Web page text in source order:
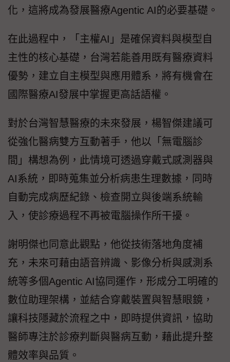
化，這將成為發展醫療Agentic AI的必要基礎。
在此過程中，「主權AI」是確保資料與模型自
主性的核心基礎，台灣若能善用既有醫療資料
優勢，建立自主模型與應用體系，將有機會在
國際醫療AI發展中掌握更高話語權。
對於台灣智慧醫療的未來發展，楊智傑建議可
從強化醫病雙方互動著手，他以「無電腦診
間」構想為例，此情境可透過穿戴式感測器與
AI系統，即時蒐集並分析病患生理數據，同時
自動完成病歷紀錄、檢查開立與後端系統輸
入，使診療過程不再被電腦操作所干擾。
謝明傑也同意此觀點，他從技術落地角度補
充，未來可藉由語音辨識、影像分析與感測系
統等多個Agentic AI協同運作，形成分工明確的
數位助理架構，並結合穿戴裝置與智慧眼鏡，
讓科技隱藏於流程之中，即時提供資訊，協助
醫師專注於診療判斷與醫病互動，藉此提升整
體效率與品質。